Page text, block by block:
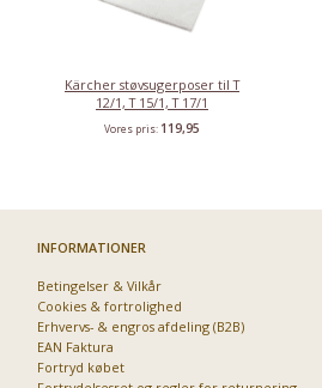
Kärcher støvsugerposer til T
12/1, T 15/1, T 17/1
Vores pris: 119,95
INFORMATIONER
Betingelser & Vilkår
Cookies & fortrolighed
Erhvervs- & engros afdeling (B2B)
EAN Faktura
Fortryd købet